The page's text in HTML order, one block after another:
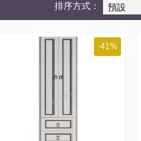
排序方式：
-41%